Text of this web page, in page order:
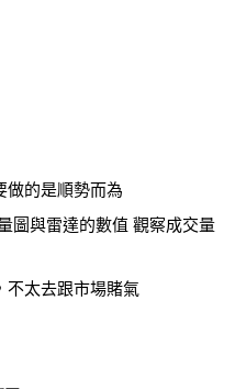
做的是順勢而為
圖與雷達的數值 觀察成交量
不太去跟市場賭氣